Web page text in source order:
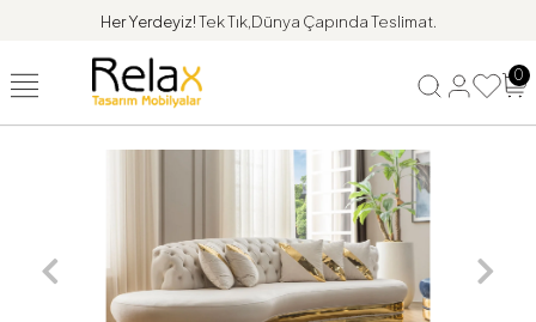
Her Yerdeyiz!Tek Tık,Dünya Çapında Teslimat.
0